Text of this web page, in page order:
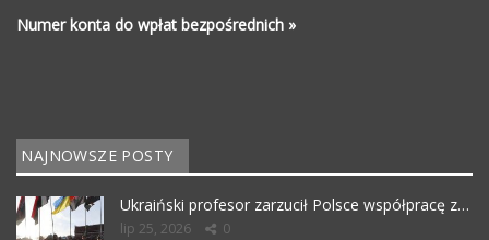
Numer konta do wpłat bezpośrednich »
NAJNOWSZE POSTY
Ukraiński profesor zarzucił Polsce współpracę z…
lip 25, 2026 0